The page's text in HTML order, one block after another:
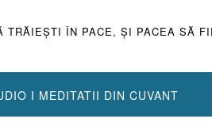
TRĂIEŞTI ÎN PACE, ŞI PACEA SĂ
I MEDITATII DIN CUVANT